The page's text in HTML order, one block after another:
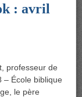
: avril
professeur de
– École biblique
le père